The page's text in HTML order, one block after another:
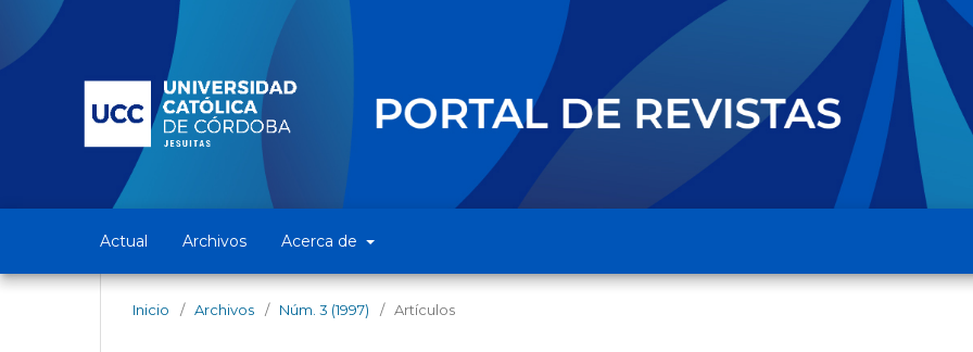
Actual Archivos Acerca de
Inicio / Archivos / Núm. 3 (1997) / Artículos